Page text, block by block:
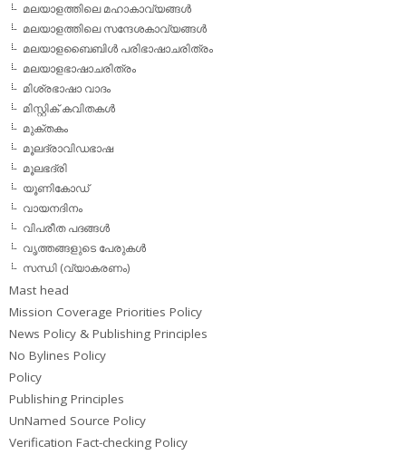
മലയാളത്തിലെ മഹാകാവ്യങ്ങള്‍
മലയാളത്തിലെ സന്ദേശകാവ്യങ്ങള്‍
മലയാളബൈബിള്‍ പരിഭാഷാചരിത്രം
മലയാളഭാഷാചരിത്രം
മിശ്രഭാഷാ വാദം
മിസ്റ്റിക് കവിതകള്‍
മുക്തകം
മൂലദ്രാവിഡഭാഷ
മൂലഭദ്രി
യൂണികോഡ്
വായനദിനം
വിപരീത പദങ്ങള്‍
വൃത്തങ്ങളുടെ പേരുകള്‍
സന്ധി (വ്യാകരണം)
Mast head
Mission Coverage Priorities Policy
News Policy & Publishing Principles
No Bylines Policy
Policy
Publishing Principles
UnNamed Source Policy
Verification Fact-checking Policy